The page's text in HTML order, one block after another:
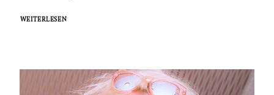
WEITERLESEN